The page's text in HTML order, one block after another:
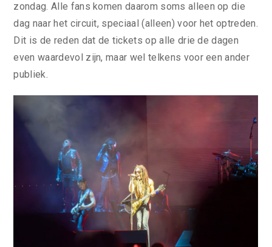
zondag. Alle fans komen daarom soms alleen op die
dag naar het circuit, speciaal (alleen) voor het optreden.
Dit is de reden dat de tickets op alle drie de dagen
even waardevol zijn, maar wel telkens voor een ander
publiek.